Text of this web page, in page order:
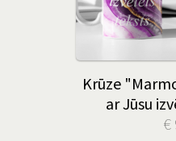
Krūze
ar Jūsu
€